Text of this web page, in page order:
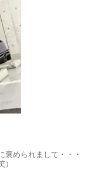
褒められまして・・・